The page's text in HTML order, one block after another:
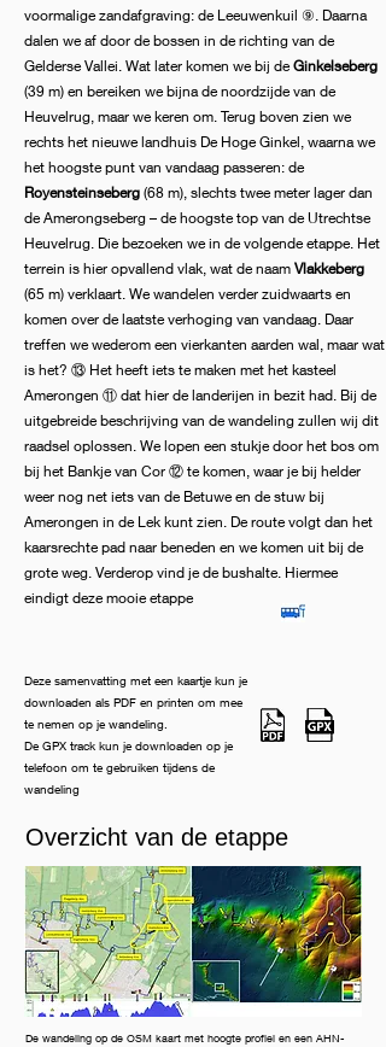
voormalige zandafgraving: de Leeuwenkuil ⑨. Daarna
dalen we af door de bossen in de richting van de
Gelderse Vallei. Wat later komen we bij deGinkelseberg
(39 m) en bereiken we bijna de noordzijde van de
Heuvelrug, maar we keren om. Terug boven zien we
rechts het nieuwe landhuis De Hoge Ginkel, waarna we
het hoogste punt van vandaag passeren: de
Royensteinseberg (68 m), slechts twee meter lager dan
de Amerongseberg – de hoogste top van de Utrechtse
Heuvelrug. Die bezoeken we in de volgende etappe. Het
terrein is hier opvallend vlak, wat de naam Vlakkeberg
(65 m) verklaart. We wandelen verder zuidwaarts en
komen over de laatste verhoging van vandaag. Daar
treffen we wederom een vierkanten aarden wal, maar wat
is het? ⑬ Het heeft iets te maken met het kasteel
Amerongen ⑪ dat hier de landerijen in bezit had. Bij de
uitgebreide beschrijving van de wandeling zullen wij dit
raadsel oplossen. We lopen een stukje door het bos om
bij het Bankje van Cor ⑫ te komen, waar je bij helder
weer nog net iets van de Betuwe en de stuw bij
Amerongen in de Lek kunt zien. De route volgt dan het
kaarsrechte pad naar beneden en we komen uit bij de
grote weg. Verderop vind je de bushalte. Hiermee
eindigt deze mooie etappe
Deze samenvatting met een kaartje kun je
downloaden als PDF en printen om mee
te nemen op je wandeling.
De GPX track kun je downloaden op je
telefoon om te gebruiken tijdens de
wandeling
Overzicht van de etappe
De wandeling op de OSM kaart met hoogte profiel en een AHN-